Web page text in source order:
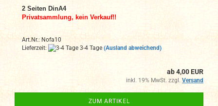
2 Seiten DinA4
Privatsammlung, kein Verkauf!!
Art.Nr.: Nofa10
Lieferzeit:
3-4 Tage (Ausland abweichend)
ab 4,00 EUR
inkl. 19% MwSt. zzgl. Versand
ZUM ARTIKEL